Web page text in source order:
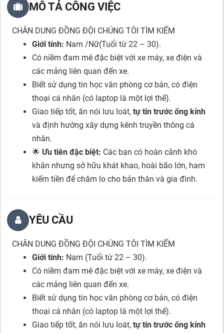
MÔ TẢ CÔNG VIỆC
CHÂN DUNG ĐỒNG ĐỘI CHÚNG TÔI TÌM KIẾM
Giới tính: Nam /Nữ(Tuổi từ 22 – 30).
Có niềm đam mê đặc biệt với xe máy, xe điện và
các mảng liên quan đến xe.
Biết sử dụng tin học văn phòng cơ bản, có điện
thoại cá nhân (có laptop là một lợi thế).
Giao tiếp tốt, ăn nói lưu loát, tự tin trước ống kính
và định hướng xây dựng kênh truyền thông cá
nhân.
🌟 Ưu tiên đặc biệt: Các bạn có hoàn cảnh khó
khăn nhưng sở hữu khát khao, hoài bão lớn, ham
kiếm tiền để chăm lo cho bản thân và gia đình.
YÊU CẦU
CHÂN DUNG ĐỒNG ĐỘI CHÚNG TÔI TÌM KIẾM
Giới tính: Nam (Tuổi từ 22 – 30).
Có niềm đam mê đặc biệt với xe máy, xe điện và
các mảng liên quan đến xe.
Biết sử dụng tin học văn phòng cơ bản, có điện
thoại cá nhân (có laptop là một lợi thế).
Giao tiếp tốt, ăn nói lưu loát, tự tin trước ống kính